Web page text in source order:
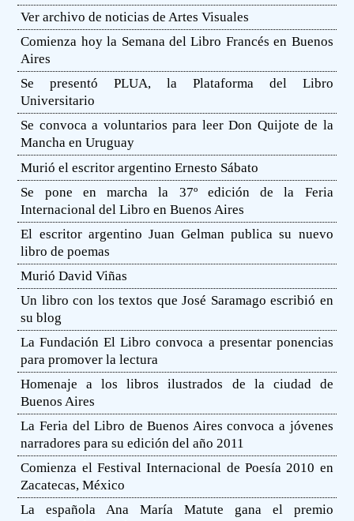
Ver archivo de noticias de Artes Visuales
Comienza hoy la Semana del Libro Francés en Buenos
Aires
Se presentó PLUA, la Plataforma del Libro
Universitario
Se convoca a voluntarios para leer Don Quijote de la
Mancha en Uruguay
Murió el escritor argentino Ernesto Sábato
Se pone en marcha la 37º edición de la Feria
Internacional del Libro en Buenos Aires
El escritor argentino Juan Gelman publica su nuevo
libro de poemas
Murió David Viñas
Un libro con los textos que José Saramago escribió en
su blog
La Fundación El Libro convoca a presentar ponencias
para promover la lectura
Homenaje a los libros ilustrados de la ciudad de
Buenos Aires
La Feria del Libro de Buenos Aires convoca a jóvenes
narradores para su edición del año 2011
Comienza el Festival Internacional de Poesía 2010 en
Zacatecas, México
La española Ana María Matute gana el premio